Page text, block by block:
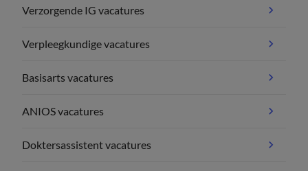
Verzorgende IG vacatures
Verpleegkundige vacatures
Basisarts vacatures
ANIOS vacatures
Doktersassistent vacatures